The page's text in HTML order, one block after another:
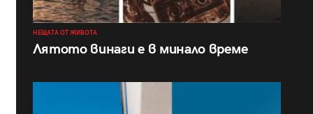
НЕЩАТА ОТ ЖИВОТА
Лятото винаги е в минало време